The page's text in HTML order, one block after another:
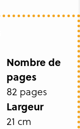
Nombre de
pages
82 pages
Largeur
21 cm